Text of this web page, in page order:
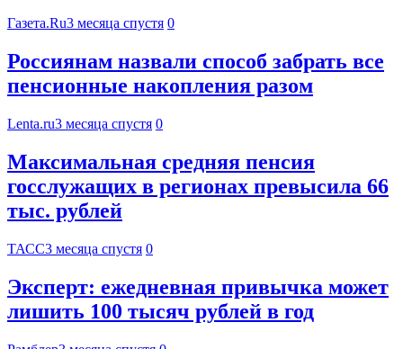
Газета.Ru3 месяца спустя 0
Россиянам назвали способ забрать все
пенсионные накопления разом
Lenta.ru3 месяца спустя 0
Максимальная средняя пенсия
госслужащих в регионах превысила 66
тыс. рублей
ТАСС3 месяца спустя 0
Эксперт: ежедневная привычка может
лишить 100 тысяч рублей в год